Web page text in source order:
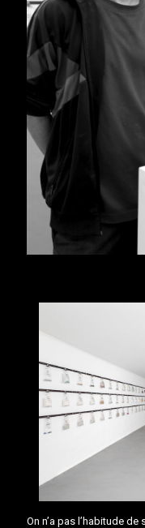
On n’a pas l’habitude